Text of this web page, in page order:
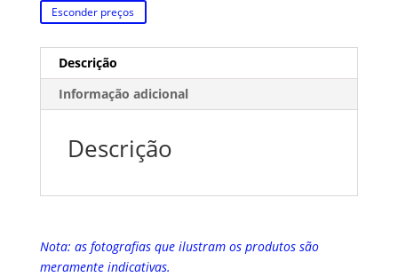
Esconder preços
Descrição
Informação adicional
Descrição
Nota: as fotografias que ilustram os produtos são
meramente indicativas.